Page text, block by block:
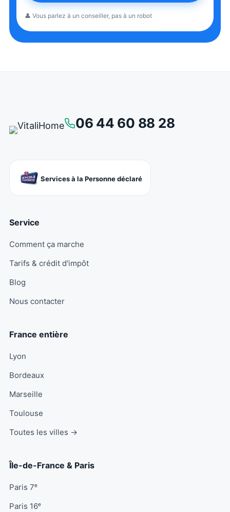
👤 Vous parlez à un conseiller, pas à un robot
06 44 60 88 28
Services à la Personne déclaré
Service
Comment ça marche
Tarifs & crédit d'impôt
Blog
Nous contacter
France entière
Lyon
Bordeaux
Marseille
Toulouse
Toutes les villes →
Île-de-France & Paris
Paris 7ᵉ
Paris 16ᵉ